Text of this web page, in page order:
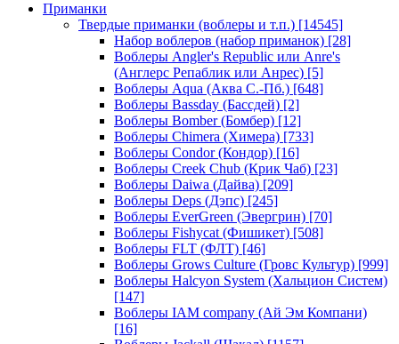
Приманки
Твердые приманки (воблеры и т.п.) [14545]
Набор воблеров (набор приманок) [28]
Воблеры Angler's Republic или Anre's
(Англерс Репаблик или Анрес) [5]
Воблеры Aqua (Аква С.-Пб.) [648]
Воблеры Bassday (Бассдей) [2]
Воблеры Bomber (Бомбер) [12]
Воблеры Chimera (Химера) [733]
Воблеры Condor (Кондор) [16]
Воблеры Creek Chub (Крик Чаб) [23]
Воблеры Daiwa (Дайва) [209]
Воблеры Deps (Дэпс) [245]
Воблеры EverGreen (Эвергрин) [70]
Воблеры Fishycat (Фишикет) [508]
Воблеры FLT (ФЛТ) [46]
Воблеры Grows Culture (Гровс Культур) [999]
Воблеры Halcyon System (Хальцион Систем)
[147]
Воблеры IAM company (Ай Эм Компани)
[16]